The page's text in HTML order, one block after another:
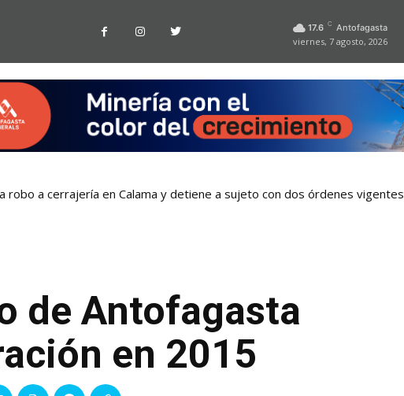
17.6 C Antofagasta
viernes, 7 agosto, 2026
robo a cerrajería en Calama y detiene a sujeto con dos órdenes vigentes
de Antofagasta
en 2015